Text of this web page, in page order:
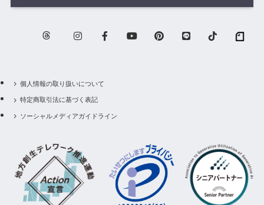
個人情報の取り扱いについて
特定商取引法に基づく表記
ソーシャルメディアガイドライン